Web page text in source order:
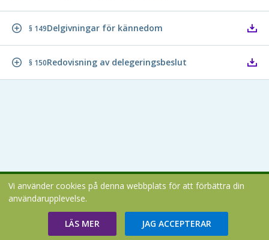
§ 149Delgivningar för kännedom
§ 150Redovisning av delegeringsbeslut
Copyright В© 2026
Vi använder cookies på denna webbplats för att förbättra din
användarupplevelse.